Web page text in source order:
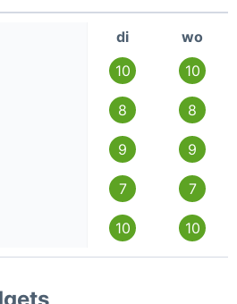
di
wo
10 10
8 8
9 9
7 7
10 10